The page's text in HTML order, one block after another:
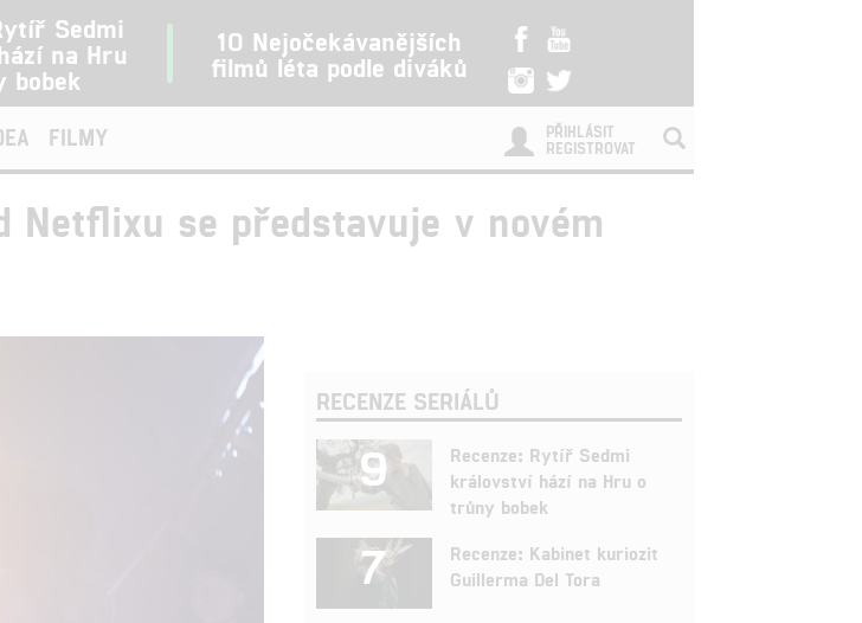
Sedmi
na Hru
bobek
10 Nejočekávanějších
filmů léta podle diváků
FILMY
PŘIHLÁSIT
REGISTROVAT
se představuje v novém
RECENZE SERIÁLŮ
9
Recenze: Rytíř Sedmi
království hází na Hru o
trůny bobek
7
Recenze: Kabinet kuriozit
Guillerma Del Tora